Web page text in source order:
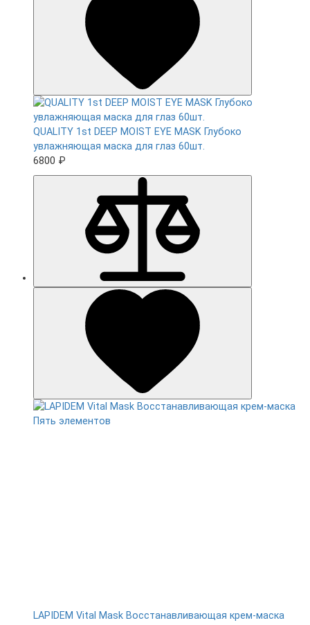
QUALITY 1st DEEP MOIST EYE MASK Глубоко
увлажняющая маска для глаз 60шт.
6800 ₽
LAPIDEM Vital Mask Восстанавливающая крем-маска